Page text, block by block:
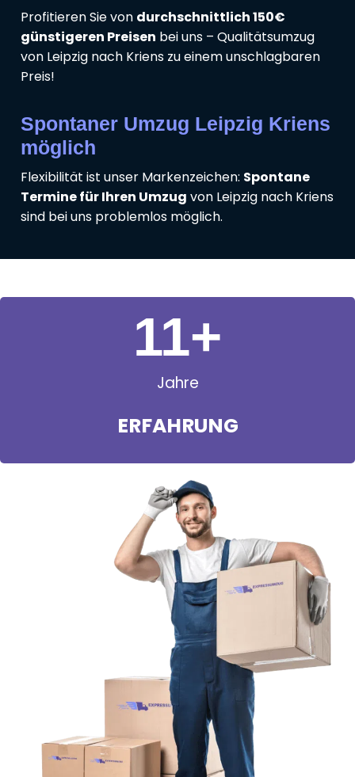
Profitieren Sie von durchschnittlich 150€
günstigeren Preisen bei uns – Qualitätsumzug
von Leipzig nach Kriens zu einem unschlagbaren
Preis!
Spontaner Umzug Leipzig Kriens
möglich
Flexibilität ist unser Markenzeichen: Spontane
Termine für Ihren Umzug von Leipzig nach Kriens
sind bei uns problemlos möglich.
Jahre
ERFAHRUNG
11+